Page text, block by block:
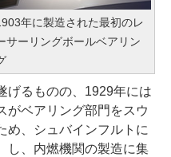
年に製造された最初のレ
サーリングボールベアリン
るものの、1929年には
がベアリング部門をスウ
め、シュバインフルトに
し、内燃機関の製造に集